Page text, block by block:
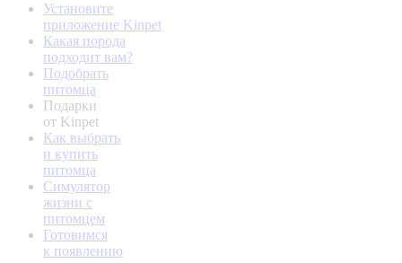
Установите
приложение Kinpet
Какая порода
подходит вам?
Подобрать
питомца
Подарки
от Kinpet
Как выбрать
и купить
питомца
Симулятор
жизни с
питомцем
Готовимся
к появлению